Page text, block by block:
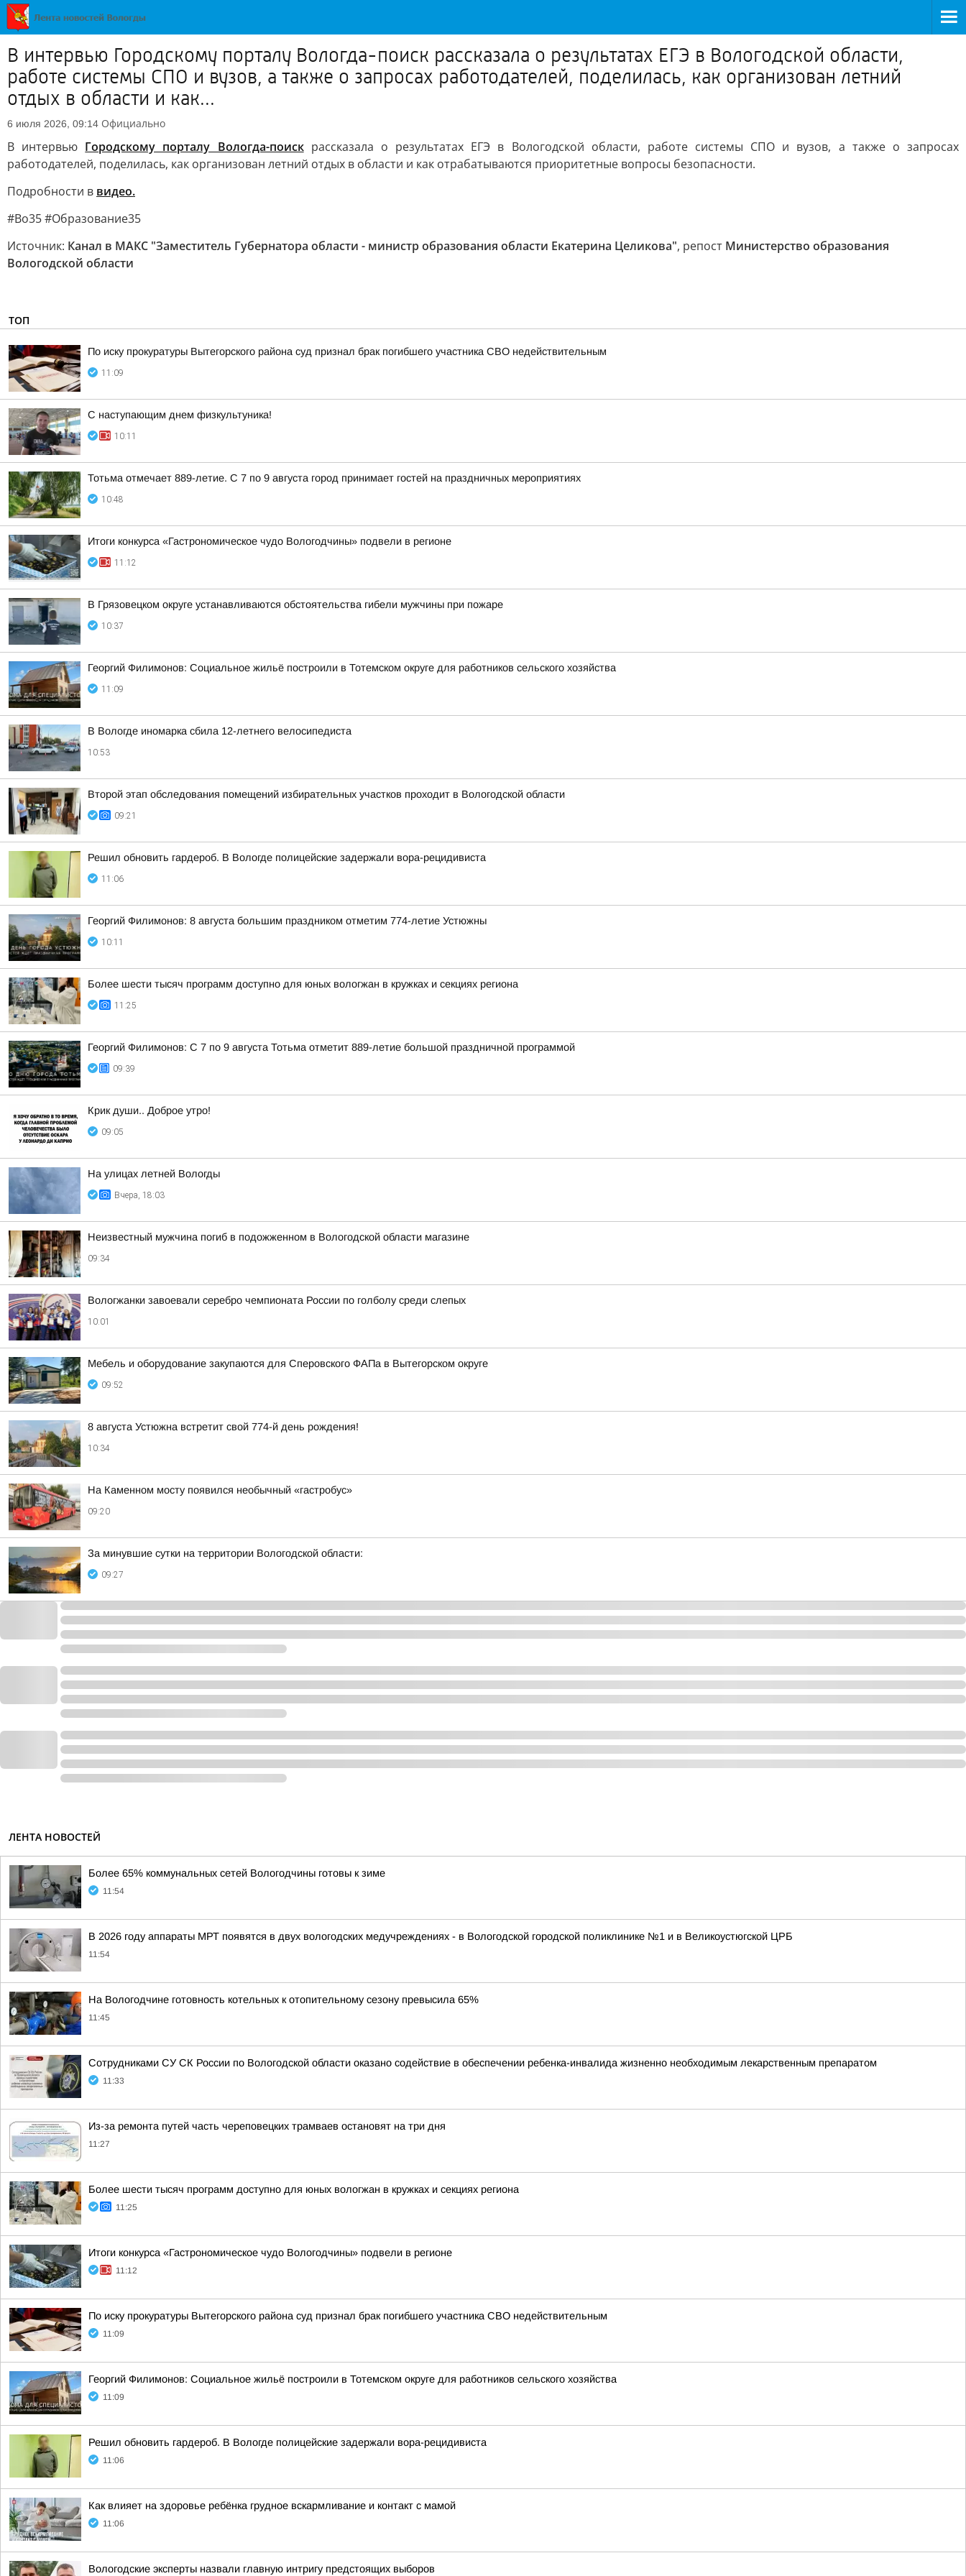
В интервью Городскому порталу Вологда-поиск рассказала о результатах ЕГЭ в Вологодской области,
работе системы СПО и вузов, а также о запросах работодателей, поделилась, как организован летний
отдых в области и как...
6 июля 2026, 09:14 Официально
В интервью Городскому порталу Вологда-поискрассказала о результатах ЕГЭ в Вологодской области, работе системы СПО и вузов, а также о запросах
работодателей, поделилась, как организован летний отдых в области и как отрабатываются приоритетные вопросы безопасности.
Подробности в видео.
#Во35 #Образование35
Источник: Канал в МАКС "Заместитель Губернатора области - министр образования области Екатерина Целикова", репост Министерство образования
Вологодской области
ТОП
По иску прокуратуры Вытегорского района суд признал брак погибшего участника СВО недействительным
11:09
С наступающим днем физкультуника!
10:11
Тотьма отмечает 889-летие. С 7 по 9 августа город принимает гостей на праздничных мероприятиях
10:48
Итоги конкурса «Гастрономическое чудо Вологодчины» подвели в регионе
11:12
В Грязовецком округе устанавливаются обстоятельства гибели мужчины при пожаре
10:37
Георгий Филимонов: Социальное жильё построили в Тотемском округе для работников сельского хозяйства
11:09
В Вологде иномарка сбила 12-летнего велосипедиста
10:53
Второй этап обследования помещений избирательных участков проходит в Вологодской области
09:21
Решил обновить гардероб. В Вологде полицейские задержали вора-рецидивиста
11:06
Георгий Филимонов: 8 августа большим праздником отметим 774-летие Устюжны
10:11
Более шести тысяч программ доступно для юных вологжан в кружках и секциях региона
11:25
Георгий Филимонов: С 7 по 9 августа Тотьма отметит 889-летие большой праздничной программой
09:39
Крик души.. Доброе утро!
09:05
На улицах летней Вологды
Вчера, 18:03
Неизвестный мужчина погиб в подожженном в Вологодской области магазине
09:34
Вологжанки завоевали серебро чемпионата России по голболу среди слепых
10:01
Мебель и оборудование закупаются для Сперовского ФАПа в Вытегорском округе
09:52
8 августа Устюжна встретит свой 774-й день рождения!
10:34
На Каменном мосту появился необычный «гастробус»
09:20
За минувшие сутки на территории Вологодской области:
09:27
ЛЕНТА НОВОСТЕЙ
Более 65% коммунальных сетей Вологодчины готовы к зиме
11:54
В 2026 году аппараты МРТ появятся в двух вологодских медучреждениях - в Вологодской городской поликлинике №1 и в Великоустюгской ЦРБ
11:54
На Вологодчине готовность котельных к отопительному сезону превысила 65%
11:45
Сотрудниками СУ СК России по Вологодской области оказано содействие в обеспечении ребенка-инвалида жизненно необходимым лекарственным препаратом
11:33
Из-за ремонта путей часть череповецких трамваев остановят на три дня
11:27
Более шести тысяч программ доступно для юных вологжан в кружках и секциях региона
11:25
Итоги конкурса «Гастрономическое чудо Вологодчины» подвели в регионе
11:12
По иску прокуратуры Вытегорского района суд признал брак погибшего участника СВО недействительным
11:09
Георгий Филимонов: Социальное жильё построили в Тотемском округе для работников сельского хозяйства
11:09
Решил обновить гардероб. В Вологде полицейские задержали вора-рецидивиста
11:06
Как влияет на здоровье ребёнка грудное вскармливание и контакт с мамой
11:06
Вологодские эксперты назвали главную интригу предстоящих выборов